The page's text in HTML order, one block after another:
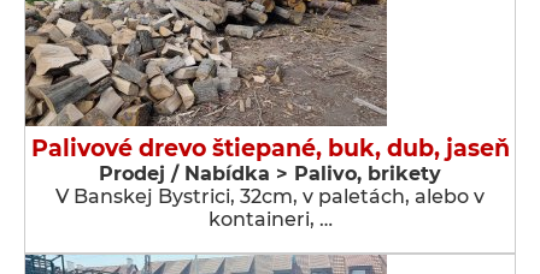
Palivové drevo štiepané, buk, dub, jaseň
Prodej / Nabídka > Palivo, brikety
V Banskej Bystrici, 32cm, v paletách, alebo v
kontaineri, …